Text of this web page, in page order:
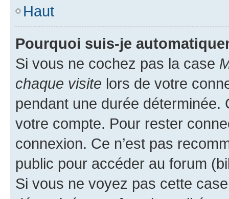
Haut
Pourquoi suis-je
Si vous ne cochez pas la case
chaque visite lors de votre
pendant une durée déterminée.
votre compte. Pour rester
connexion. Ce n’est pas
public pour accéder au forum
Si vous ne voyez pas cette